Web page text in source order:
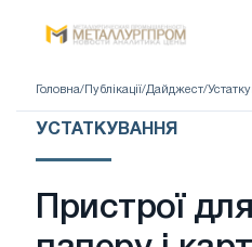
Головна/ Публікації/Дайджест/
УСТАТКУВАННЯ
Пристрої